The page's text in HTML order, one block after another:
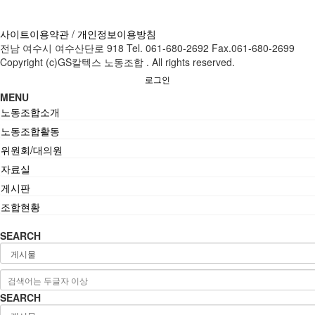
사이트이용약관 / 개인정보이용방침
전남 여수시 여수산단로 918 Tel. 061-680-2692 Fax.061-680-2699
Copyright (c)GS칼텍스 노동조합 . All rights reserved.
로그인
MENU
노동조합소개
노동조합활동
위원회/대의원
자료실
게시판
조합현황
SEARCH
SEARCH